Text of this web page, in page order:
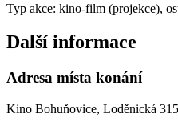
Typ akce: kino-film (projekce),
Další informace
Adresa místa konání
Kino Bohuňovice, Loděnická